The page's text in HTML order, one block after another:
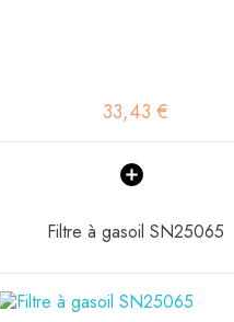
33,43 €
Filtre à gasoil SN25065